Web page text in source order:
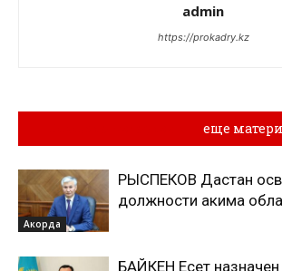
admin
https://prokadry.kz
еще
Акорда
РЫСПЕКОВ Дастан
должности акима
БАЙКЕН Есет